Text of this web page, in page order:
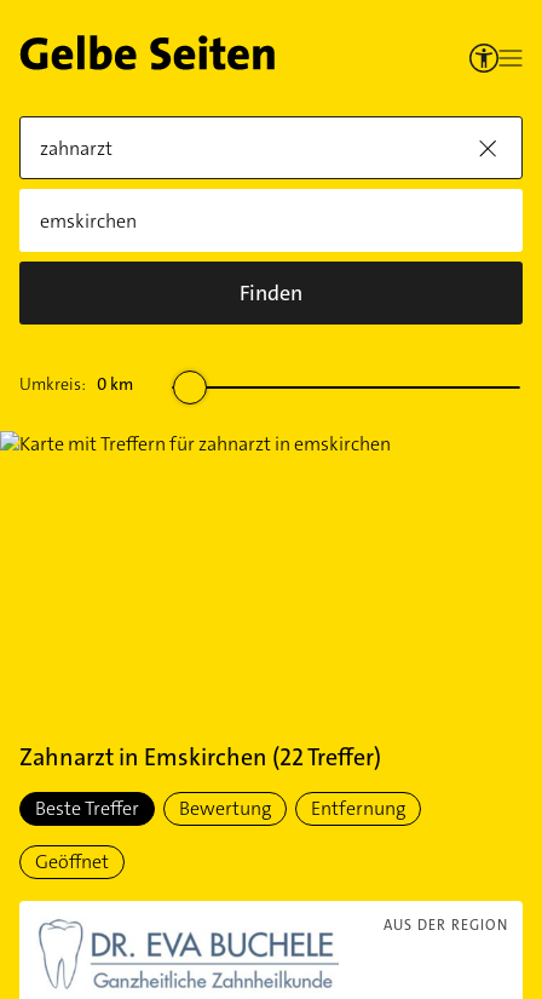
Finden
Umkreis: 0 km
Zahnarztin Emskirchen (22Treffer)
Beste Treffer Bewertung Entfernung
Geöffnet
AUS DER REGION